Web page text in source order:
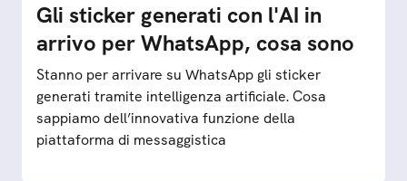
Gli sticker generati con l'AI in
arrivo per WhatsApp, cosa sono
Stanno per arrivare su WhatsApp gli sticker
generati tramite intelligenza artificiale. Cosa
sappiamo dell’innovativa funzione della
piattaforma di messaggistica